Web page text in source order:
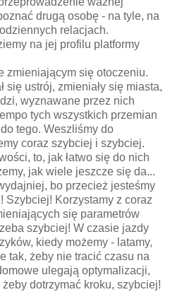
drugą osobę - na tyle, na
relacjach.
na jej profilu platformy
zmieniającym się otoczeniu.
się ustrój, zmieniały się miasta,
wyznawane przez nich
tych wszystkich przemian
tego. Weszliśmy do
coraz szybciej i szybciej.
to, jak łatwo się do nich
jak wiele jeszcze się da...
bo przecież jesteśmy
Szybciej! Korzystamy z coraz
się parametrów
szybciej! W czasie jazdy
kiedy możemy - latamy,
tak, żeby nie tracić czasu na
ulegają optymalizacji,
dotrzymać kroku, szybciej!